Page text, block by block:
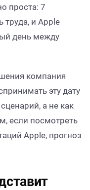
проста: 7
и Apple
день между
компания
эту дату
а не как
если посмотреть
Apple, прогноз